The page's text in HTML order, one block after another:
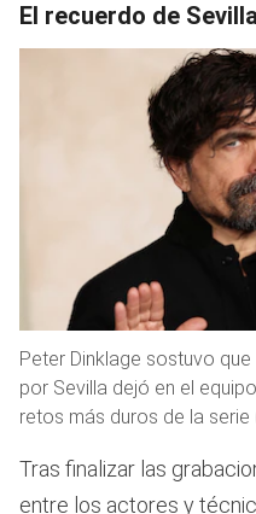
El recuerdo de
Peter Dinklage sostuvo
por Sevilla dejó en el
retos más duros de la serie
Tras finalizar las
entre los actores y